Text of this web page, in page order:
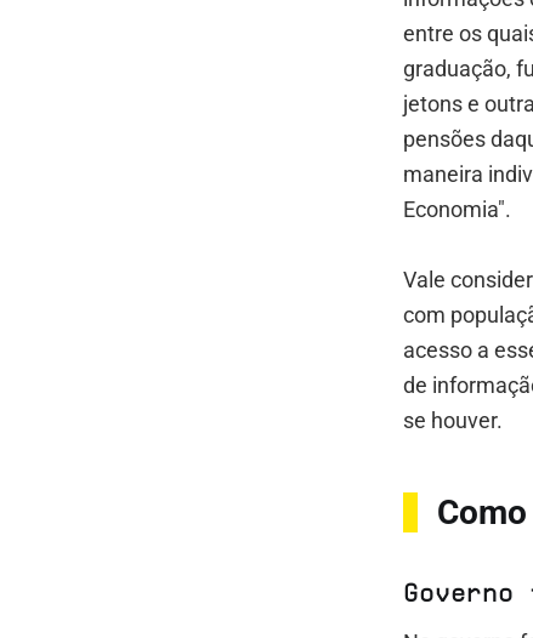
entre os
graduação,
jetons e
pensões
maneira
Economia".
Vale
com
acesso a
de
se houver.